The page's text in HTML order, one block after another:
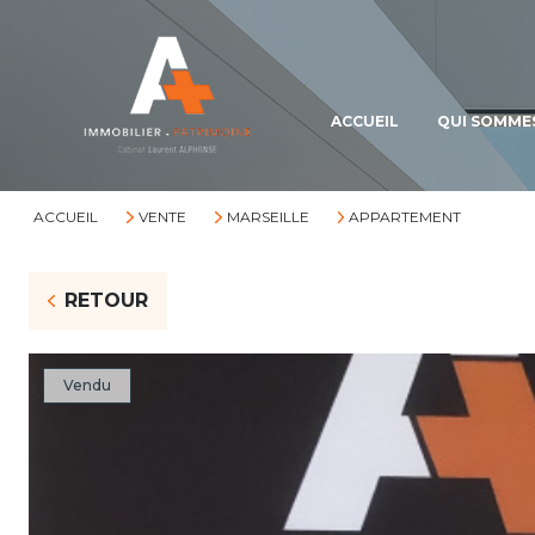
ACCUEIL QUI
ACCUEIL VENTE MARSEILLE APPARTEMENT
RETOUR
Vendu